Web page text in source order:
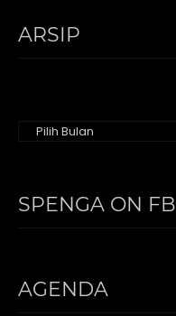
ARSIP
SPENGA ON FB
AGENDA